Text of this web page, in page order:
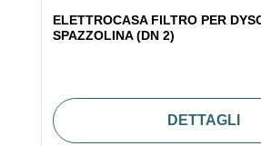
ELETTROCASA FILTRO PER
SPAZZOLINA (DN 2)
DETTAGLI